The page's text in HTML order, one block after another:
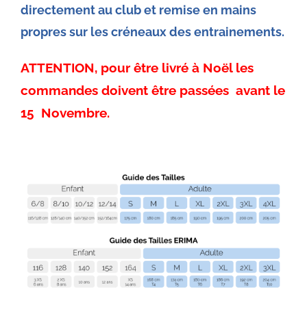
directement au club et remise en mains
propres sur les créneaux des entrainements.
ATTENTION, pour être livré à Noël les
commandes doivent être passées avant le
15 Novembre.